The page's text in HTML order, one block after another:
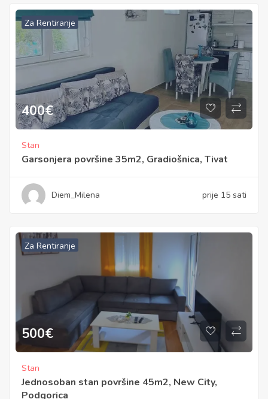
Za Rentiranje
400€
Stan
Garsonjera površine 35m2, Gradiošnica, Tivat
Diem_Milena prije 15 sati
Za Rentiranje
500€
Stan
Jednosoban stan površine 45m2, New City,
Podgorica